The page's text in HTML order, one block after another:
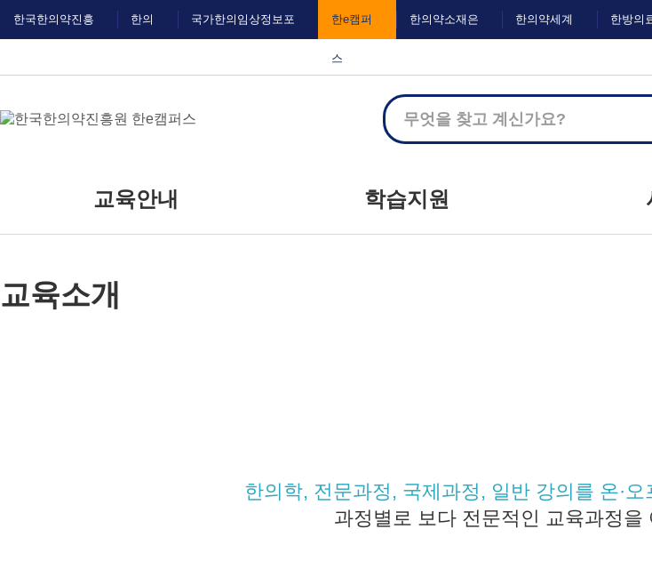
바
가
바
가
한국한의약진흥 한의 국가한의임상정보포 한e캠퍼
스
한의약소재은 한의약세계 한방의
교육안내
교육일정
학습지원
교육소개
한의학, 전문과정, 국제과정, 일반 강의를 온·
과정별로 보다 전문적인 교육과정을